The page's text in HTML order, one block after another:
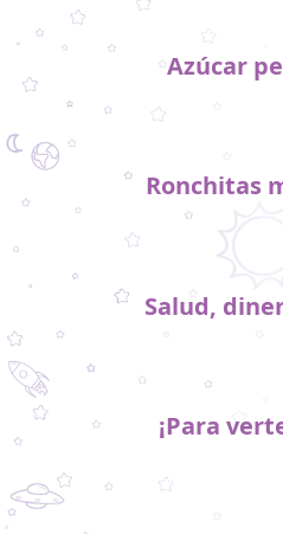
Azúcar
Ronchitas
Salud,
¡Para